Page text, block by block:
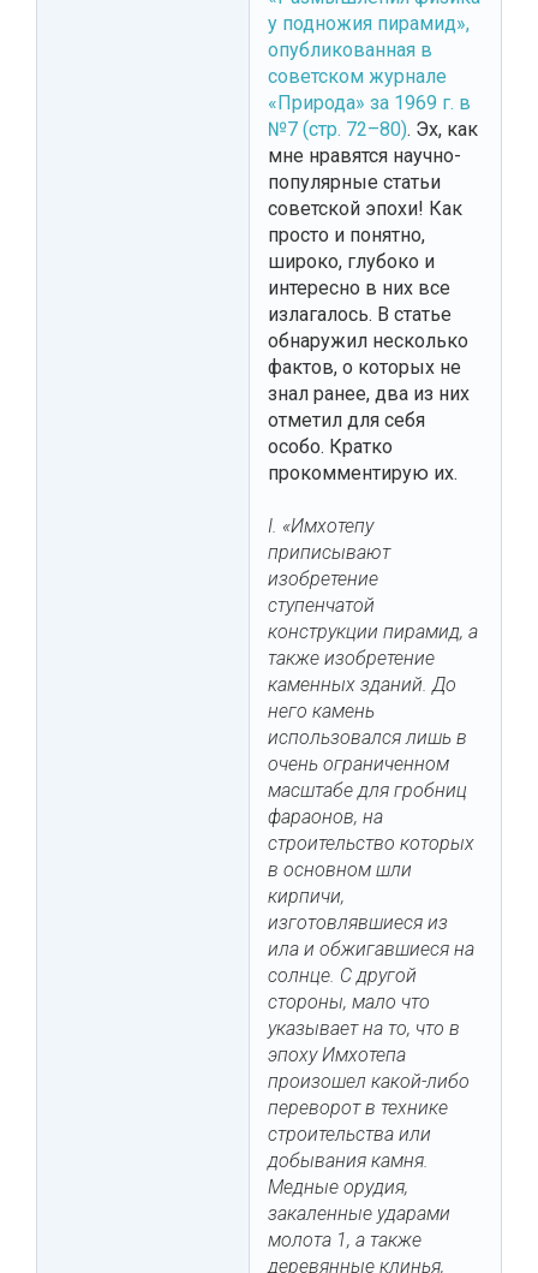
у подножия пирамид»,
опубликованная в
советском журнале
«Природа» за 1969 г. в
№7 (стр. 72–80). Эх, как
мне нравятся научно-
популярные статьи
советской эпохи! Как
просто и понятно,
широко, глубоко и
интересно в них все
излагалось. В статье
обнаружил несколько
фактов, о которых не
знал ранее, два из них
отметил для себя
особо. Кратко
прокомментирую их.
I. «Имхотепу
приписывают
изобретение
ступенчатой
конструкции пирамид, а
также изобретение
каменных зданий. До
него камень
использовался лишь в
очень ограниченном
масштабе для гробниц
фараонов, на
строительство которых
в основном шли
кирпичи,
изготовлявшиеся из
ила и обжигавшиеся на
солнце. С другой
стороны, мало что
указывает на то, что в
эпоху Имхотепа
произошел какой-либо
переворот в технике
строительства или
добывания камня.
Медные орудия,
закаленные ударами
молота 1, а также
деревянные клинья,